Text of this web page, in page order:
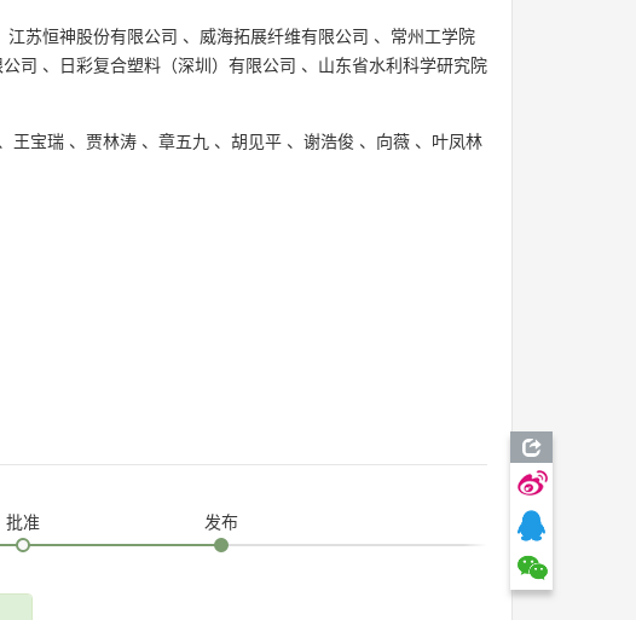
江苏恒神股份有限公司 、 威海拓展纤维有限公司 、 常州工学院
司 、 日彩复合塑料（深圳）有限公司 、 山东省水利科学研究院
王宝瑞 、 贾林涛 、 章五九 、 胡见平 、 谢浩俊 、 向薇 、 叶凤林
批准 发布